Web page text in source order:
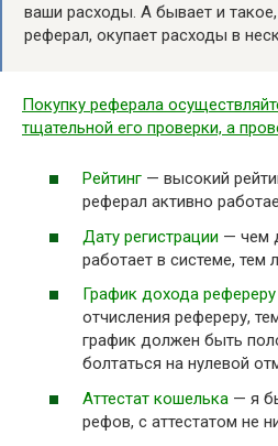
ваши расходы. А бывает и
реферал, окупает расходы в
Покупку реферала
тщательной его проверки, а
Рейтинг — высокий
реферал активно
Дату регистрации — чем
работает в системе, тем
График дохода рефереру
отчисления рефереру,
график должен быть
болтаться на нулевой
Аттестат кошелька — я
рефов, с аттестатом не